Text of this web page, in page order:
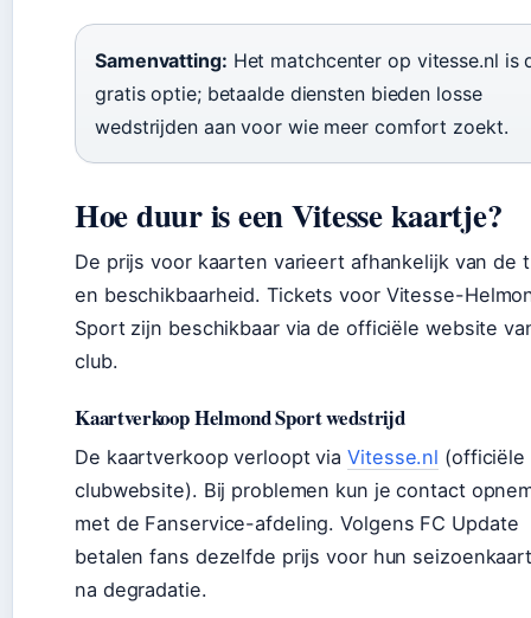
Samenvatting: Het matchcenter op vitesse.nl is
gratis optie; betaalde diensten bieden losse
wedstrijden aan voor wie meer comfort zoekt.
Hoe duur is een Vitesse kaartje?
De prijs voor kaarten varieert afhankelijk van de
en beschikbaarheid. Tickets voor Vitesse-
Sport zijn beschikbaar via de officiële website
club.
Kaartverkoop Helmond Sport wedstrijd
De kaartverkoop verloopt viaVitesse.nl (officiële
clubwebsite). Bij problemen kun je contact
met de Fanservice-afdeling. Volgens FC Update
betalen fans dezelfde prijs voor hun
na degradatie.